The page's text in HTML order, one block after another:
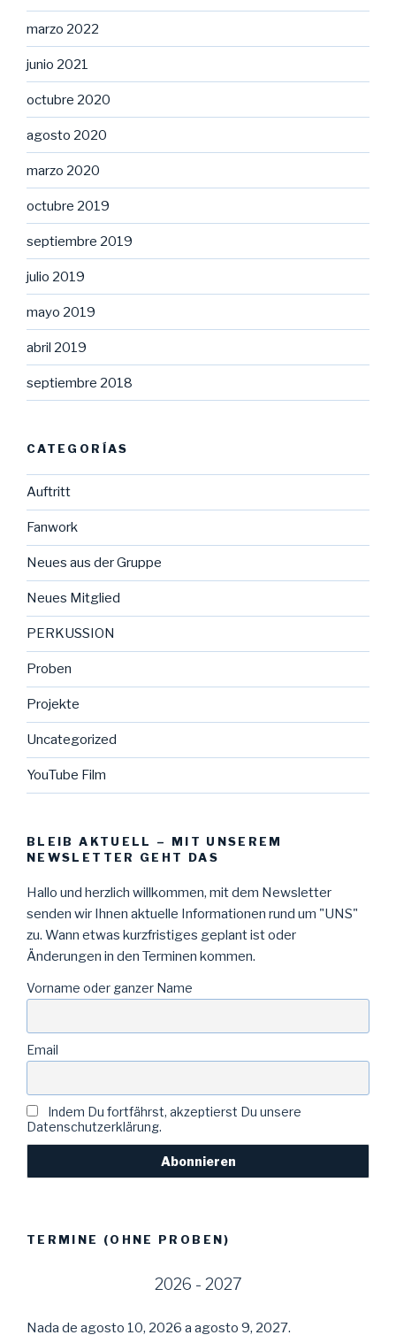
marzo 2022
junio 2021
octubre 2020
agosto 2020
marzo 2020
octubre 2019
septiembre 2019
julio 2019
mayo 2019
abril 2019
septiembre 2018
CATEGORÍAS
Auftritt
Fanwork
Neues aus der Gruppe
Neues Mitglied
PERKUSSION
Proben
Projekte
Uncategorized
YouTube Film
BLEIB AKTUELL – MIT UNSEREM
NEWSLETTER GEHT DAS
Hallo und herzlich willkommen, mit dem Newsletter
senden wir Ihnen aktuelle Informationen rund um "UNS"
zu. Wann etwas kurzfristiges geplant ist oder
Änderungen in den Terminen kommen.
Vorname oder ganzer Name
Email
Indem Du fortfährst, akzeptierst Du unsere
Datenschutzerklärung.
TERMINE (OHNE PROBEN)
2026 - 2027
Nada de agosto 10, 2026 a agosto 9, 2027.